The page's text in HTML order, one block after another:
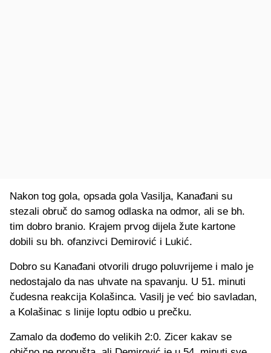
Nakon tog gola, opsada gola Vasilja, Kanađani su
stezali obruč do samog odlaska na odmor, ali se bh.
tim dobro branio. Krajem prvog dijela žute kartone
dobili su bh. ofanzivci Demirović i Lukić.
Dobro su Kanađani otvorili drugo poluvrijeme i malo je
nedostajalo da nas uhvate na spavanju. U 51. minuti
čudesna reakcija Kolašinca. Vasilj je već bio savladan,
a Kolašinac s linije loptu odbio u prečku.
Zamalo da dođemo do velikih 2:0. Zicer kakav se